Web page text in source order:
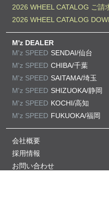
2026 WHEEL CATALOG ご請
2026 WHEEL CATALOG
M'z DEALER
M'z SPEED SENDAI/仙台
M'z SPEED CHIBA/千葉
M'z SPEED SAITAMA/埼玉
M'z SPEED SHIZUOKA/静岡
M'z SPEED KOCHI/高知
M'z SPEED FUKUOKA/福岡
会社概要
採用情報
お問い合わせ